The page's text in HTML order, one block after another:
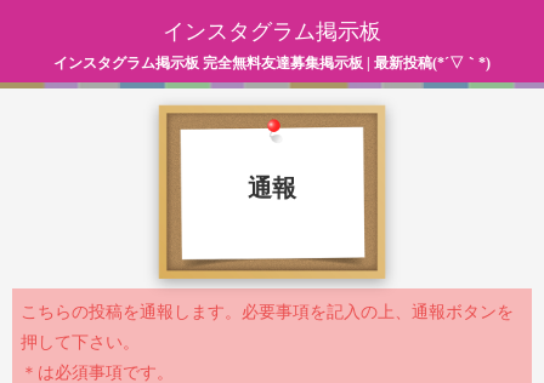
インスタグラム掲示板
インスタグラム掲示板 完全無料友達募集掲示板 | 最新投稿(*´▽｀*)
通報
こちらの投稿を通報します。必要事項を記入の上、通報ボタンを
押して下さい。
＊は必須事項です。